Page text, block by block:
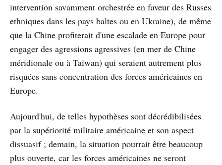
intervention savamment orchestrée en faveur des Russes
ethniques dans les pays baltes ou en Ukraine), de même
que la Chine profiterait d'une escalade en Europe pour
engager des agressions agressives (en mer de Chine
méridionale ou à Taïwan) qui seraient autrement plus
risquées sans concentration des forces américaines en
Europe.
Aujourd'hui, de telles hypothèses sont décrédibilisées
par la supériorité militaire américaine et son aspect
dissuasif ; demain, la situation pourrait être beaucoup
plus ouverte, car les forces américaines ne seront